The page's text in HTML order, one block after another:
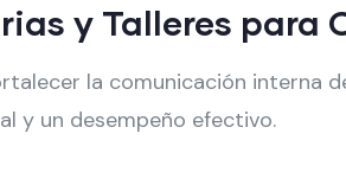
y Talleres para
la comunicación interna
y un desempeño efectivo.